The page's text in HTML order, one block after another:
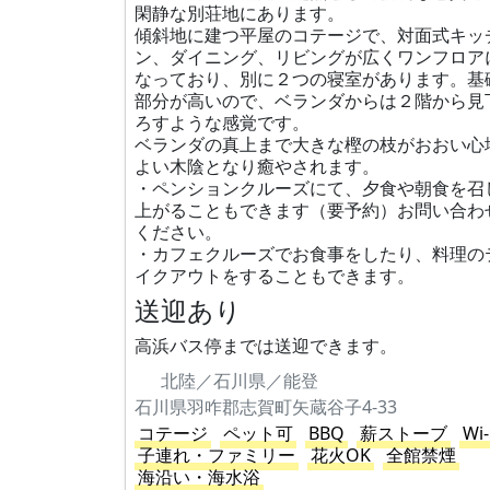
閑静な別荘地にあります。
傾斜地に建つ平屋のコテージで、対面式キッ
ン、ダイニング、リビングが広くワンフロア
なっており、別に２つの寝室があります。基
部分が高いので、ベランダからは２階から見
ろすような感覚です。
ベランダの真上まで大きな樫の枝がおおい心
よい木陰となり癒やされます。
・ペンションクルーズにて、夕食や朝食を召
上がることもできます（要予約）お問い合わ
ください。
・カフェクルーズでお食事をしたり、料理の
イクアウトをすることもできます。
送迎あり
高浜バス停までは送迎できます。
北陸／石川県／能登
石川県羽咋郡志賀町矢蔵谷子4-33
コテージ
ペット可 BBQ 薪ストーブ
子連れ・ファミリー
花火OK
全館禁煙
海沿い・海水浴